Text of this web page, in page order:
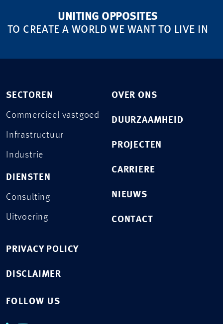
UNITING OPPOSITES
TO CREATE A WORLD WE WANT TO LIVE IN
SECTOREN
Commercieel vastgoed
Infrastructuur
Industrie
DIENSTEN
Consulting
Uitvoering
OVER ONS
DUURZAAMHEID
PROJECTEN
CARRIERE
NIEUWS
CONTACT
PRIVACY POLICY
DISCLAIMER
FOLLOW US